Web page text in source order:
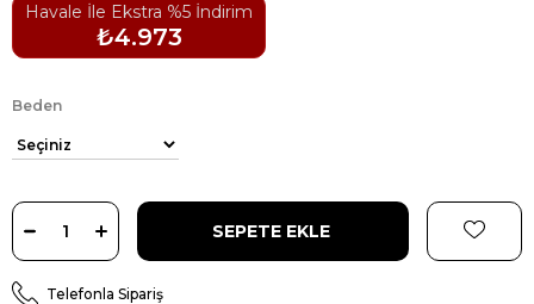
Havale İle Ekstra %5 İndirim
₺4.973
Beden
Telefonla Sipariş